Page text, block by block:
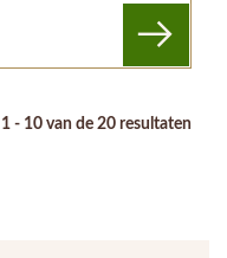
1 - 10 van de 20 resultaten